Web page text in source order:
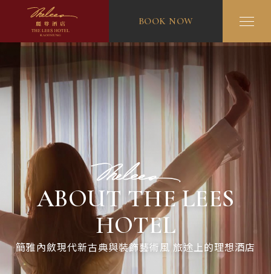
BOOK NOW
ABOUT THE LEES
HOTEL
簡雅內斂現代新古典與裝飾藝術風 旅途上的理想酒店